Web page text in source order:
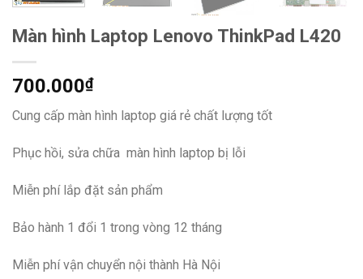
Màn hình Laptop Lenovo ThinkPad L420
700.000₫
Cung cấp màn hình laptop giá rẻ chất lượng tốt
Phục hồi, sửa chữa màn hình laptop bị lỗi
Miễn phí lắp đặt sản phẩm
Bảo hành 1 đổi 1 trong vòng 12 tháng
Miễn phí vận chuyển nội thành Hà Nội